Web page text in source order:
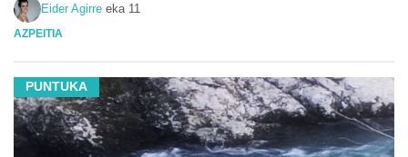
Eider Agirre eka 11
AZPEITIA
PUNTUKA